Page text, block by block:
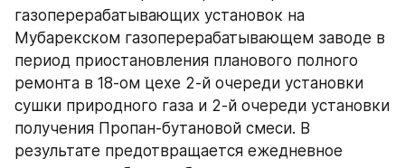
газоперерабатывающих установок на
Мубарекском газоперерабатывающем заводе в
период приостановления планового полного
ремонта в 18-ом цехе 2-й очереди установки
сушки природного газа и 2-й очереди установки
получения Пропан-бутановой смеси. В
результате предотвращается ежедневное